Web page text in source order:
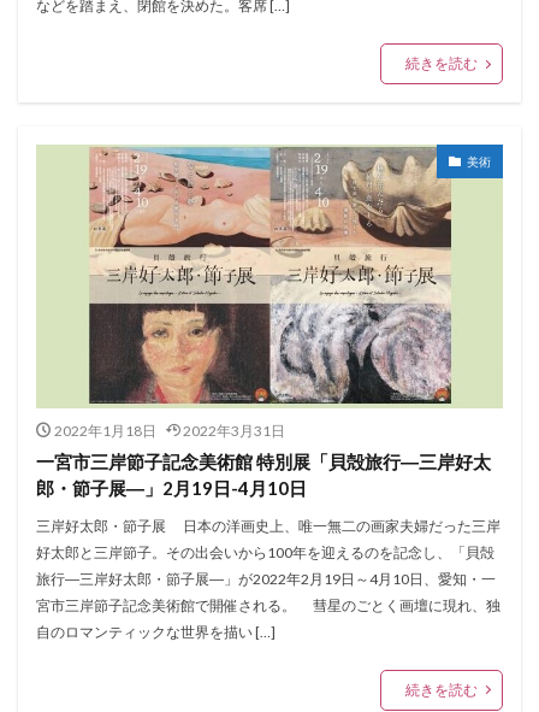
などを踏まえ、閉館を決めた。客席 […]
続きを読む
美術
2022年1月18日 2022年3月31日
一宮市三岸節子記念美術館 特別展「貝殻旅行―三岸好太
郎・節子展―」2月19日-4月10日
三岸好太郎・節子展 日本の洋画史上、唯一無二の画家夫婦だった三岸
好太郎と三岸節子。その出会いから100年を迎えるのを記念し、「貝殻
旅行―三岸好太郎・節子展―」が2022年2月19日～4月10日、愛知・一
宮市三岸節子記念美術館で開催される。 彗星のごとく画壇に現れ、独
自のロマンティックな世界を描い […]
続きを読む